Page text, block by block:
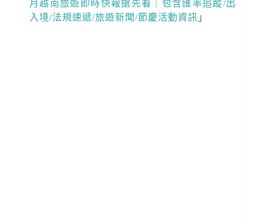
月越南旅遊即時快報搶先看｜包含匯率追蹤/出
入境/法規速遞/旅遊新聞/節慶活動資訊 」